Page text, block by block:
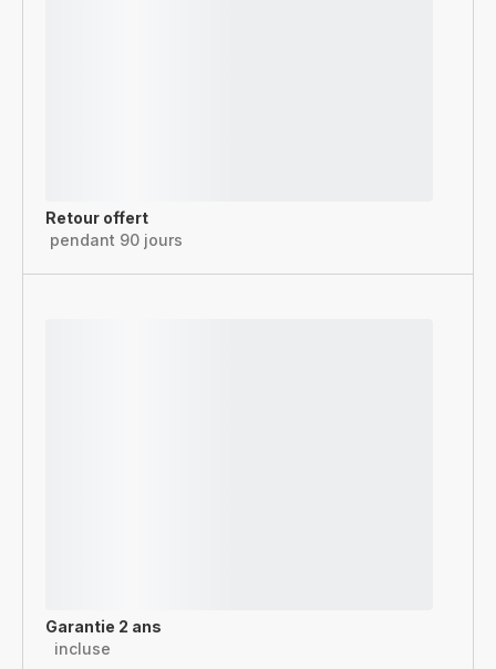
Retour offert
pendant 90 jours
Garantie 2 ans
incluse